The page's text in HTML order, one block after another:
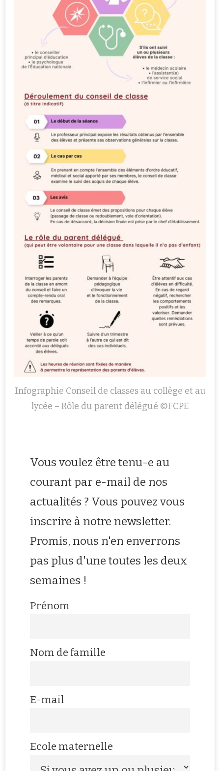
Infographie Conseil de classes au collège et au
lycée – Rôle du parent délégué ©FCPE
Vous voulez être tenu-e au
courant par e-mail de nos
actualités ? Vous pouvez vous
inscrire à notre newsletter.
Promis, nous n'en enverrons
pas plus d'une toutes les deux
semaines !
Prénom
Nom de famille
E-mail
Ecole maternelle